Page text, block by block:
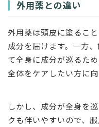
外用薬との違い
外用薬は頭皮に塗るこ
成分を届けます。一方
て全身に成分が巡るた
全体をケアしたい方に
しかし、成分が全身を
クも伴いやすいので、